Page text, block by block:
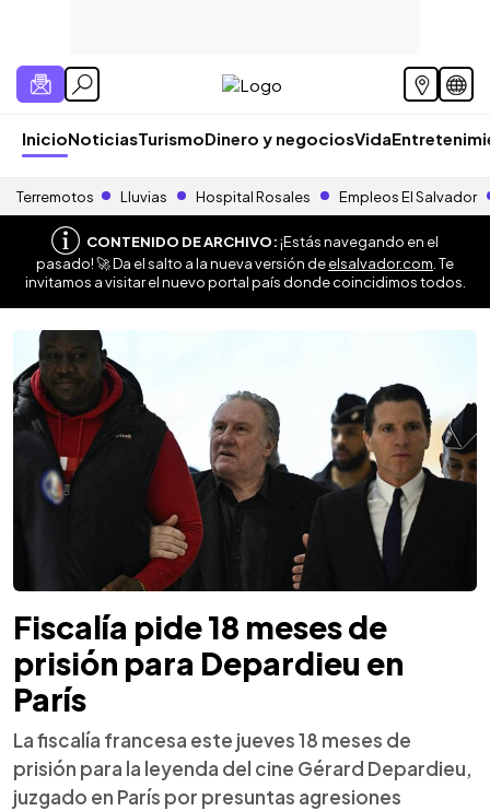
InicioNoticiasTurismoDinero y negociosVida
Terremotos Lluvias Hospital Rosales Empleos El Salvador
CONTENIDO DE ARCHIVO:¡Estás navegando en el
pasado! 🚀 Da el salto a la nueva versión deelsalvador.com . Te
invitamos a visitar el nuevo portal país donde coincidimos todos.
Fiscalía pide 18 meses de
prisión para Depardieu en
París
La fiscalía francesa este jueves 18 meses de
prisión para la leyenda del cine Gérard Depardieu,
juzgado en París por presuntas agresiones